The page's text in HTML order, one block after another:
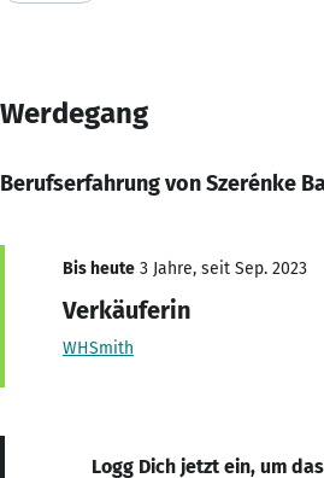
Werdegang
Berufserfahrung von Szerénke
Bis heute 3 Jahre, seit Sep. 2023
Verkäuferin
WHSmith
Logg Dich jetzt ein, um